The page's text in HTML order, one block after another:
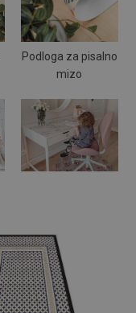
Podloga za pisalno
mizo